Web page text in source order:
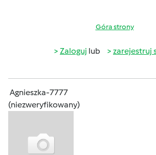
Góra strony
Zaloguj lub zarejestruj
Agnieszka-7777
(niezweryfikowany)